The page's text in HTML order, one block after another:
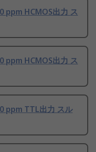
ppm HCMOS出力 ス
ppm HCMOS出力 ス
ppm TTL出力 スル